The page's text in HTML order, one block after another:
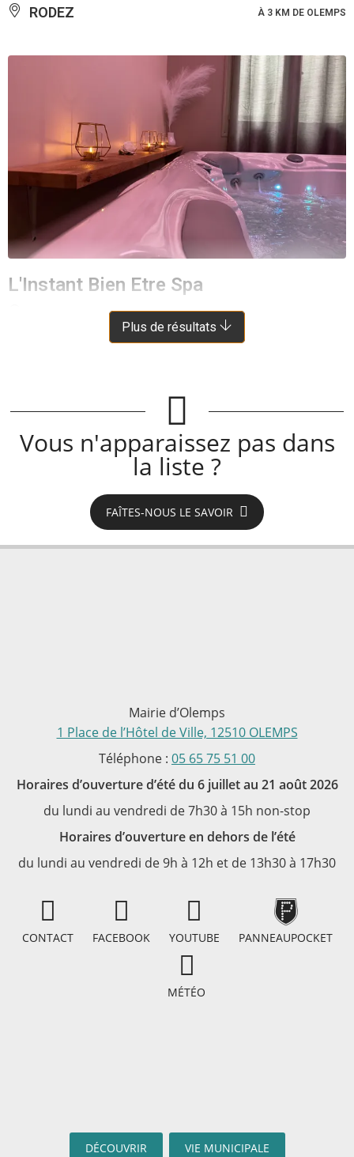
RODEZ À 3 KM DE OLEMPS
L'Instant Bien Etre Spa
Plus de résultats
Vous n'apparaissez pas dans
la liste ?
FAÎTES-NOUS LE SAVOIR
Mairie d’Olemps
1 Place de l’Hôtel de Ville, 12510 OLEMPS
Téléphone : 05 65 75 51 00
Horaires d’ouverture d’été du 6 juillet au 21 août 2026
du lundi au vendredi de 7h30 à 15h non-stop
Horaires d’ouverture en dehors de l’été
du lundi au vendredi de 9h à 12h et de 13h30 à 17h30
CONTACT FACEBOOK YOUTUBE PANNEAUPOCKET
MÉTÉO
DÉCOUVRIR VIE MUNICIPALE